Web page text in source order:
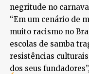
negritude no
“Em um cenário de
muito racismo no
escolas de samba
resistências
dos seus